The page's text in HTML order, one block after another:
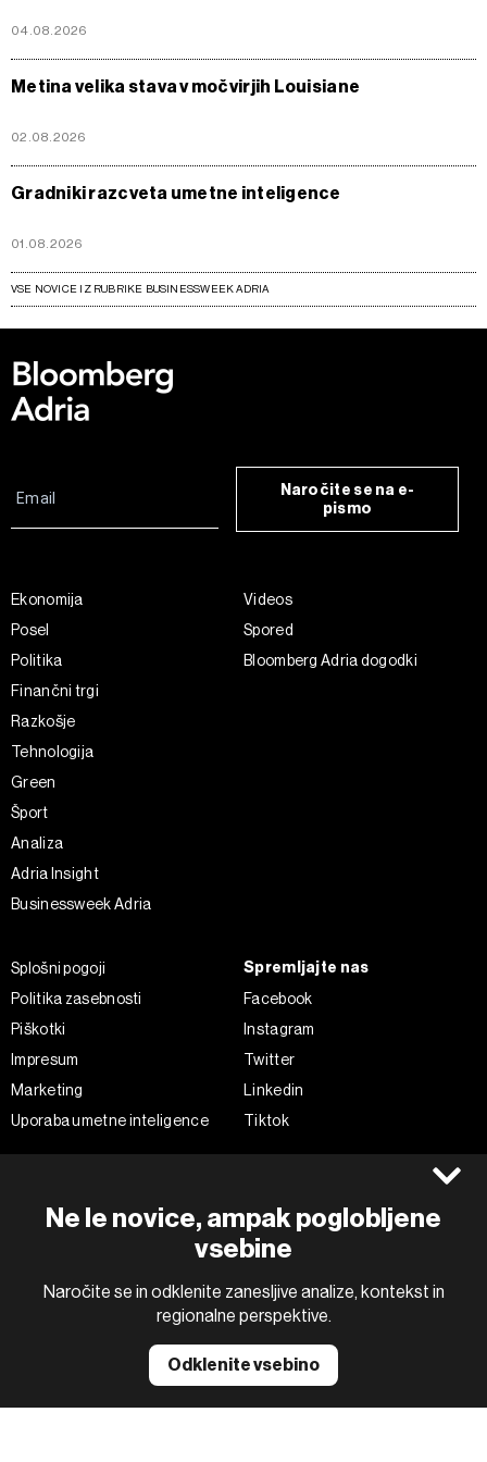
04.08.2026
Metina velika stava v močvirjih Louisiane
02.08.2026
Gradniki razcveta umetne inteligence
01.08.2026
VSE NOVICE IZ RUBRIKE BUSINESSWEEK ADRIA
Ne le novice, ampak poglobljene
vsebine
Naročite se in odklenite zanesljive analize, kontekst in
regionalne perspektive.
Odklenite vsebino
Naročite se na e-
pismo
Ekonomija
Posel
Politika
Finančni trgi
Razkošje
Tehnologija
Green
Šport
Analiza
Adria Insight
Businessweek Adria
Videos
Spored
Bloomberg Adria dogodki
Splošni pogoji
Politika zasebnosti
Piškotki
Impresum
Marketing
Uporaba umetne inteligence
Spremljajte nas
Facebook
Instagram
Twitter
Linkedin
Tiktok
the BLOOMBERG logo are registered trademarks and service marks of
Bloomberg Finance L.P. or its subsidiaries, displayed with permission
Bloomberg Adria is a Mtel Swiss SA Property